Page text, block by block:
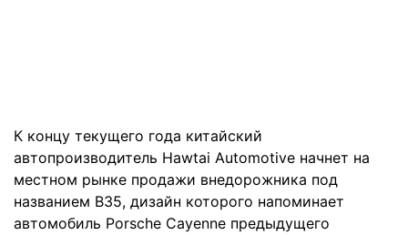
К концу текущего года китайский
автопроизводитель Hawtai Automotive начнет на
местном рынке продажи внедорожника под
названием B35, дизайн которого напоминает
автомобиль Porsche Cayenne предыдущего